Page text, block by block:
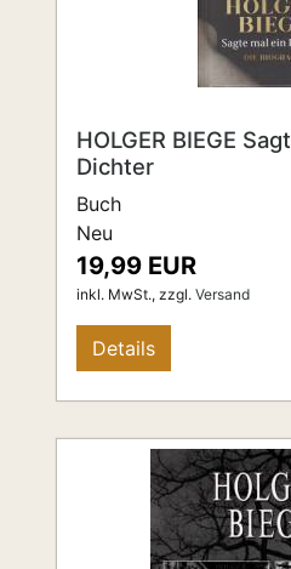
HOLGER BIEGE
Dichter
Buch
Neu
19,99 EUR
inkl. MwSt., zzgl. Versand
Details